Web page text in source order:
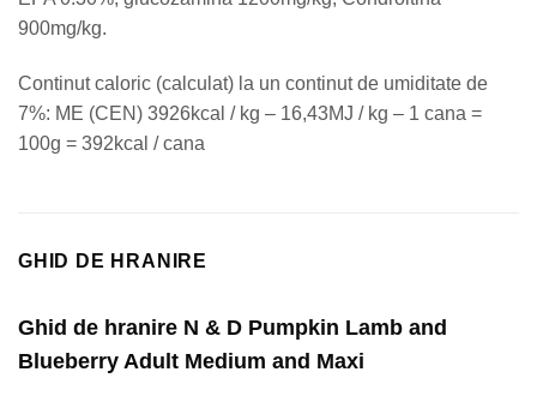
900mg/kg.
Continut caloric (calculat) la un continut de umiditate de
7%: ME (CEN) 3926kcal / kg – 16,43MJ / kg – 1 cana =
100g = 392kcal / cana
GHID DE HRANIRE
Ghid de hranire N & D Pumpkin Lamb and
Blueberry Adult Medium and Maxi